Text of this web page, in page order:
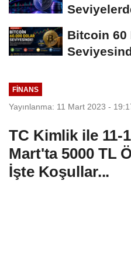
Bitcoin 60
FINANS
Yayınlanma: 11 Mart 2023 -
TC Kimlik ile 11-
Mart'ta 5000 TL
İşte Koşullar...